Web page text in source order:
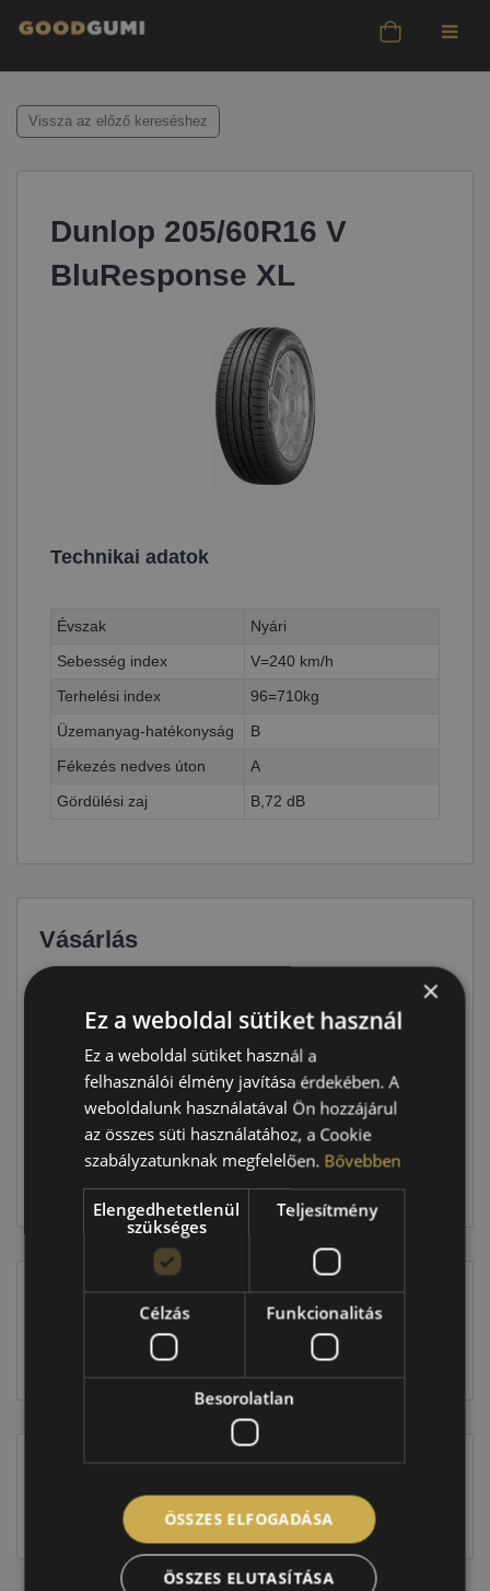
Vissza az előző kereséshez
Dunlop 205/60R16 V
BluResponse XL
Technikai adatok
Évszak
Nyári
Sebesség index
V=240 km/h
Terhelési index
96=710kg
Üzemanyag-hatékonyság
B
Fékezés nedves úton
A
Gördülési zaj
B,72 dB
Vásárlás
42 990 Ft
Raktáron:
128 970 Ft
Kosárba
EU-s abroncscímke
jellegűek. Előfordulhat, hogy még a korábbi EU-s
címkével ellátott abroncs kerül kiszállításra.
×
Ez a weboldal sütiket használ
Ez a weboldal sütiket használ a
felhasználói élmény javítása érdekében. A
weboldalunk használatával Ön hozzájárul
az összes süti használatához, a Cookie
szabályzatunknak megfelelően. Bővebben
Elengedhetetlenül
szükséges
Teljesítmény
Célzás Funkcionalitás
Besorolatlan
ÖSSZES ELFOGADÁSA
ÖSSZES ELUTASÍTÁSA